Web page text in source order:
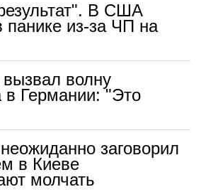
В США
панике из-за ЧП на
волну
в Германии: "Это
заговорил
в Киеве
молчать